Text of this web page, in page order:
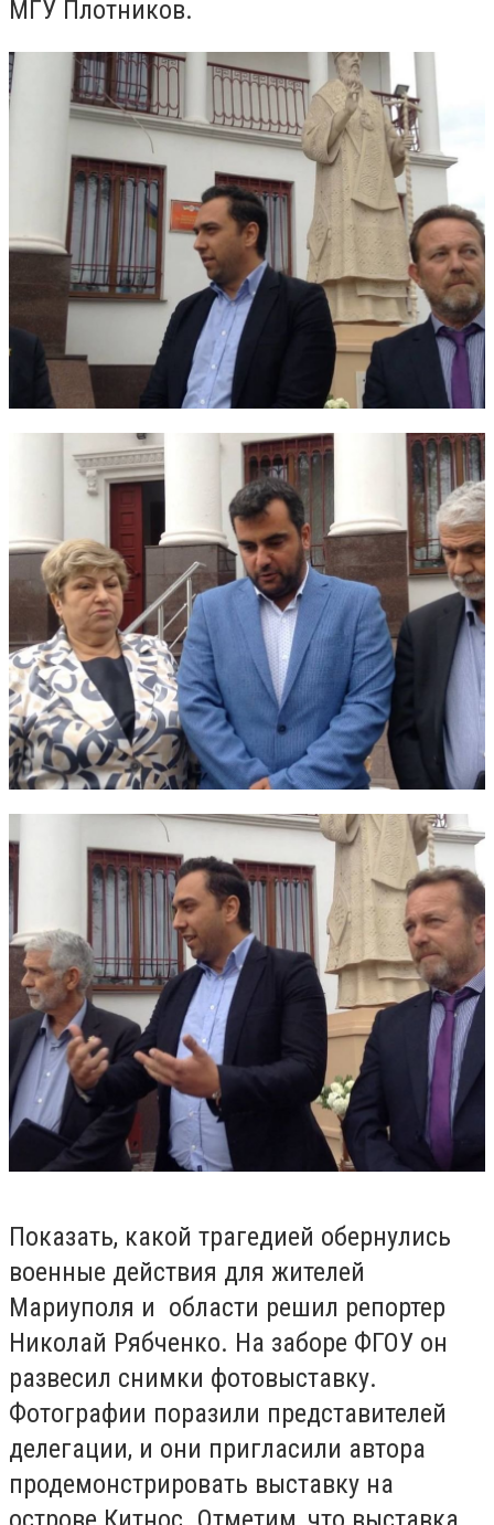
МГУ Плотников.
Показать, какой трагедией обернулись
военные действия для жителей
Мариуполя и области решил репортер
Николай Рябченко. На заборе ФГОУ он
развесил снимки фотовыставку.
Фотографии поразили представителей
делегации, и они пригласили автора
продемонстрировать выставку на